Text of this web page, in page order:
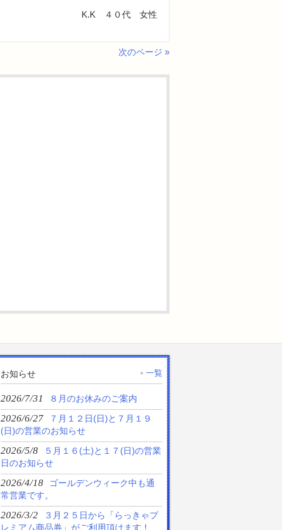
K.K ４０代 女性
次のページ »
お知らせ 一覧
2026/7/31 ８月のお休みのご案内
2026/6/27
７月１２日(日)と７月１９
(日)の営業のお知らせ
2026/5/8
５月１６(土)と１７(日)の営業
日のお知らせ
2026/4/18
ゴールデンウィーク中も通
常営業です。
2026/3/2
３月２５日から「らっきゃプ
レミアム商品券」がご利用頂けます！